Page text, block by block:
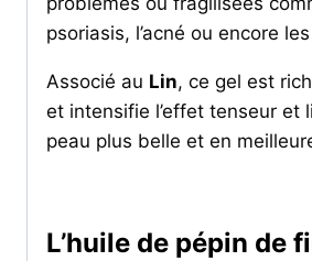
psoriasis, l’acné ou encore
Associé au Lin, ce gel est
et intensifie l’effet tenseur et
peau plus belle et en
L’huile de pépin de